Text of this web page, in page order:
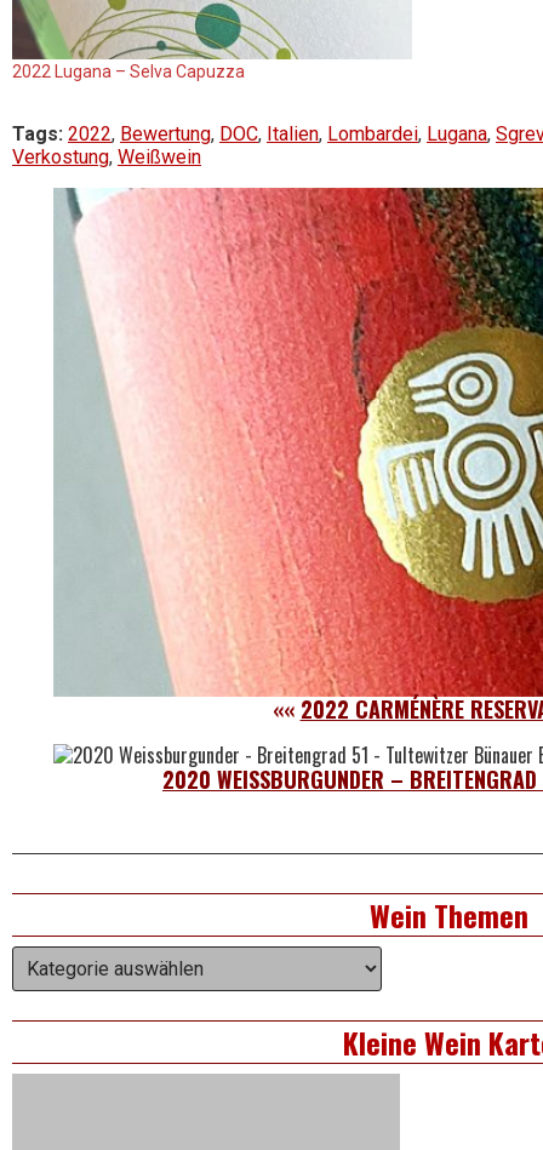
2022 Lugana – Selva Capuzza
Tags: 2022, Bewertung, DOC, Italien, Lombardei, Lugana,
Verkostung, Weißwein
«« 2022 CARMÉNÈRE
2020 WEISSBURGUNDER –
Right
Asides
Wein Themen
Wein
Themen
Kleine Wein